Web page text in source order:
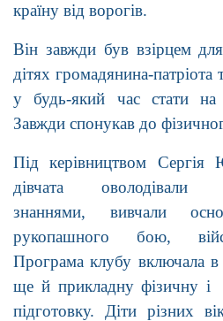
країну від ворогів.
Він завжди був взірцем
дітях громадянина-
у будь-який час стати на
Завжди спонукав до
Під керівництвом Сергія
дівчата оволодівали
знаннями, вивчали
рукопашного бою,
Програма клубу включала в
ще й прикладну фізичну і
підготовку. Діти різних